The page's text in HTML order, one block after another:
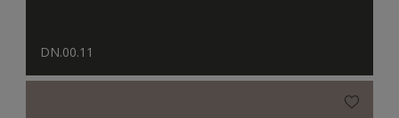
DN.00.11